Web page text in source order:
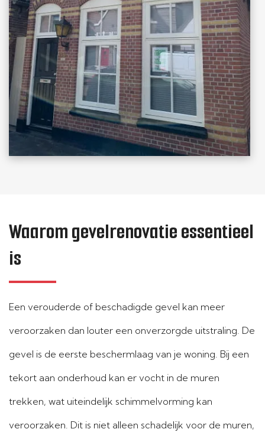
Waarom gevelrenovatie essentieel
is
Een verouderde of beschadigde gevel kan meer
veroorzaken dan louter een onverzorgde uitstraling. De
gevel is de eerste beschermlaag van je woning. Bij een
tekort aan onderhoud kan er vocht in de muren
trekken, wat uiteindelijk schimmelvorming kan
veroorzaken. Dit is niet alleen schadelijk voor de muren,